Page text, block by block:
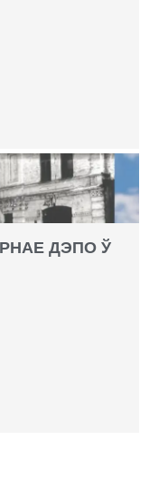
ДЭПО Ў